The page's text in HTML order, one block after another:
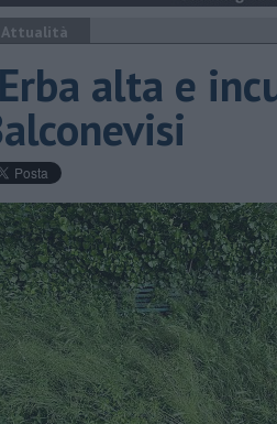
Attualità
alta e